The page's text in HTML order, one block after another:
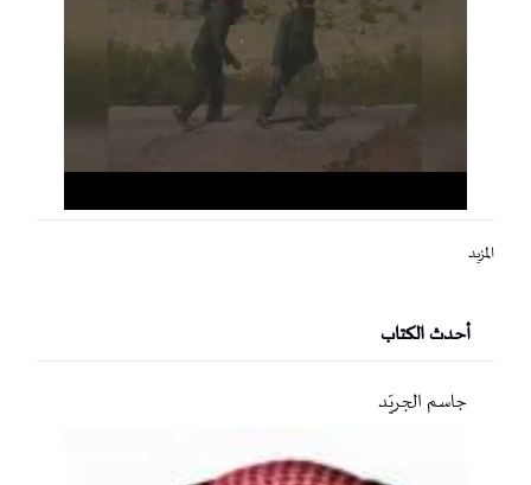
المزيد
أحدث الكتاب
جاسم الجريّد